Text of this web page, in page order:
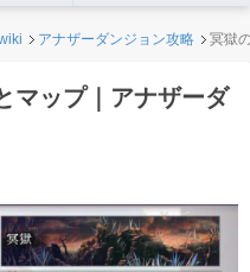
アナザーダンジョン攻略 冥獄
マップ｜アナザーダ